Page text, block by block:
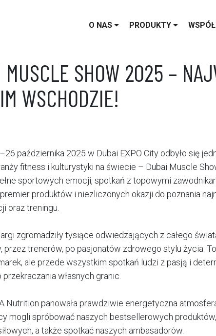
O NAS PRODUKTY
MUSCLE SHOW 2025 –
WSCHODZIE!
października 2025 w Dubai EXPO City odbyło się
fitness i kulturystyki na świecie – Dubai Muscle
sportowych emocji, spotkań z topowymi
produktów i niezliczonych okazji do poznania
oraz treningu.
zgromadziły tysiące odwiedzających z całego
przez trenerów, po pasjonatów zdrowego stylu życia.
ale przede wszystkim spotkań ludzi z pasją i
własnych granic.
Nutrition panowała prawdziwie energetyczna
mogli spróbować naszych bestsellerowych
a także spotkać naszych ambasadorów.